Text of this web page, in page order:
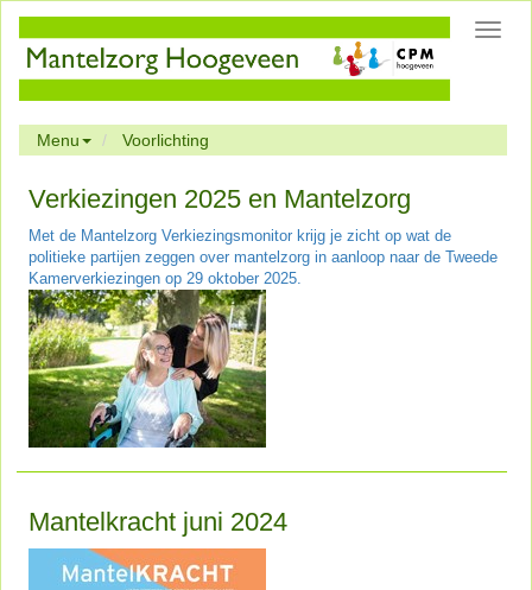
Menu Voorlichting
Verkiezingen 2025 en Mantelzorg
Met de Mantelzorg Verkiezingsmonitor krijg je zicht op wat de
politieke partijen zeggen over mantelzorg in aanloop naar de Tweede
Kamerverkiezingen op 29 oktober 2025.
Mantelkracht juni 2024